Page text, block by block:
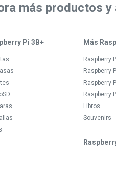
más productos
Pi 3B+ Más
Raspberry
Raspberry
Raspberry
Raspberry
Libros
Souvenirs